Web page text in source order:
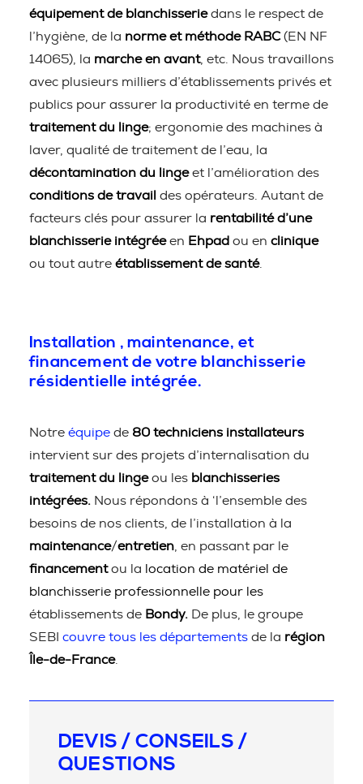
équipement de blanchisseriedans le respect de
l’hygiène, de la norme et méthode RABC(EN NF
14065), la marche en avant, etc. Nous travaillons
avec plusieurs milliers d’établissements privés et
publics pour assurer la productivité en terme de
traitement du linge; ergonomie des machines à
laver, qualité de traitement de l’eau, la
décontamination du lingeet l’amélioration des
conditions de travail des opérateurs. Autant de
facteurs clés pour assurer la rentabilité d’une
blanchisserie intégréeen Ehpad ou en clinique
ou tout autre établissement de santé.
Installation , maintenance, et
financement de votre blanchisserie
résidentielle intégrée.
Notre équipe de 80 techniciens installateurs
intervient sur des projets d’internalisation du
traitement du lingeou les blanchisseries
intégrées. Nous répondons à ‘l’ensemble des
besoins de nos clients, de l’installation à la
maintenance/entretien , en passant par le
financementou la location de matériel de
blanchisserie professionnelle pour les
établissements de Bondy. De plus, le groupe
SEBI couvre tous les départements de la région
Île-de-France.
DEVIS / CONSEILS /
QUESTIONS